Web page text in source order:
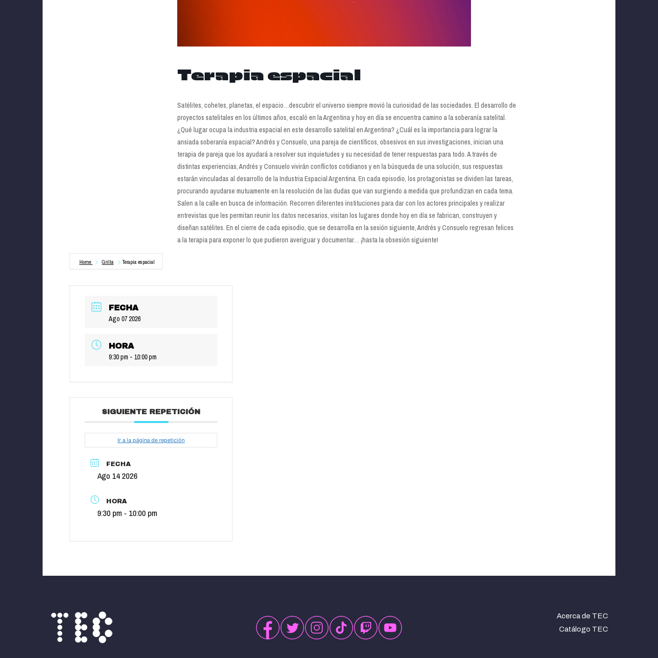
Home Grilla Terapia espacial
Terapia espacial
Satélites, cohetes, planetas, el espacio…descubrir el universo siempre movió la curiosidad de las sociedades. El desarrollo de
proyectos satelitales en los últimos años, escaló en la Argentina y hoy en día se encuentra camino a la soberanía satelital.
¿Qué lugar ocupa la industria espacial en este desarrollo satelital en Argentina? ¿Cuál es la importancia para lograr la
ansiada soberanía espacial? Andrés y Consuelo, una pareja de científicos, obsesivos en sus investigaciones, inician una
terapia de pareja que los ayudará a resolver sus inquietudes y su necesidad de tener respuestas para todo. A través de
distintas experiencias, Andrés y Consuelo vivirán conflictos cotidianos y en la búsqueda de una solución, sus respuestas
estarán vinculadas al desarrollo de la Industria Espacial Argentina. En cada episodio, los protagonistas se dividen las tareas,
procurando ayudarse mutuamente en la resolución de las dudas que van surgiendo a medida que profundizan en cada tema.
Salen a la calle en busca de información. Recorren diferentes instituciones para dar con los actores principales y realizar
entrevistas que les permitan reunir los datos necesarios, visitan los lugares donde hoy en día se fabrican, construyen y
diseñan satélites. En el cierre de cada episodio, que se desarrolla en la sesión siguiente, Andrés y Consuelo regresan felices
a la terapia para exponer lo que pudieron averiguar y documentar… ¡hasta la obsesión siguiente!
FECHA
Ago 07 2026
HORA
9:30 pm - 10:00 pm
SIGUIENTE REPETICIÓN
Ir a la página de repetición
FECHA
Ago 14 2026
HORA
9:30 pm - 10:00 pm
Acerca de TEC
Catálogo TEC